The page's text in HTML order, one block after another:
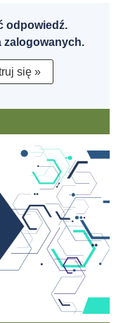
odpowiedź.
zalogowanych.
się »